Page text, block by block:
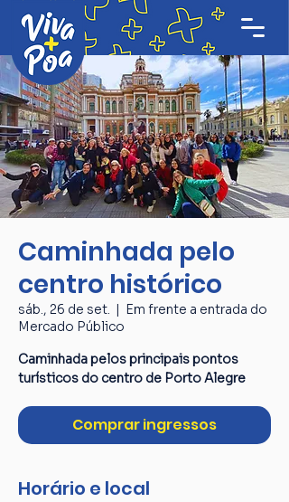
Caminhada pelo
centro histórico
sáb., 26 de set.
  |
Em frente a entrada do
Mercado Público
Caminhada pelos principais pontos
turísticos do centro de Porto Alegre
Comprar ingressos
Horário e local